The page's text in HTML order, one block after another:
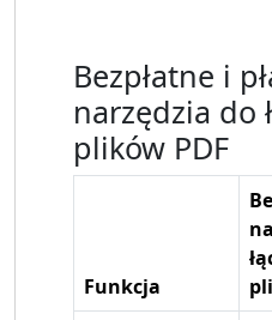
Bezpłatne i
narzędzia do
plików PDF
Funkcja